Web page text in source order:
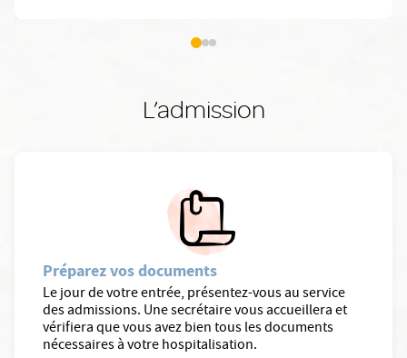
L’admission
Préparez vos documents
Le jour de votre entrée, présentez-vous au service
des admissions. Une secrétaire vous accueillera et
vérifiera que vous avez bien tous les documents
nécessaires à votre hospitalisation.